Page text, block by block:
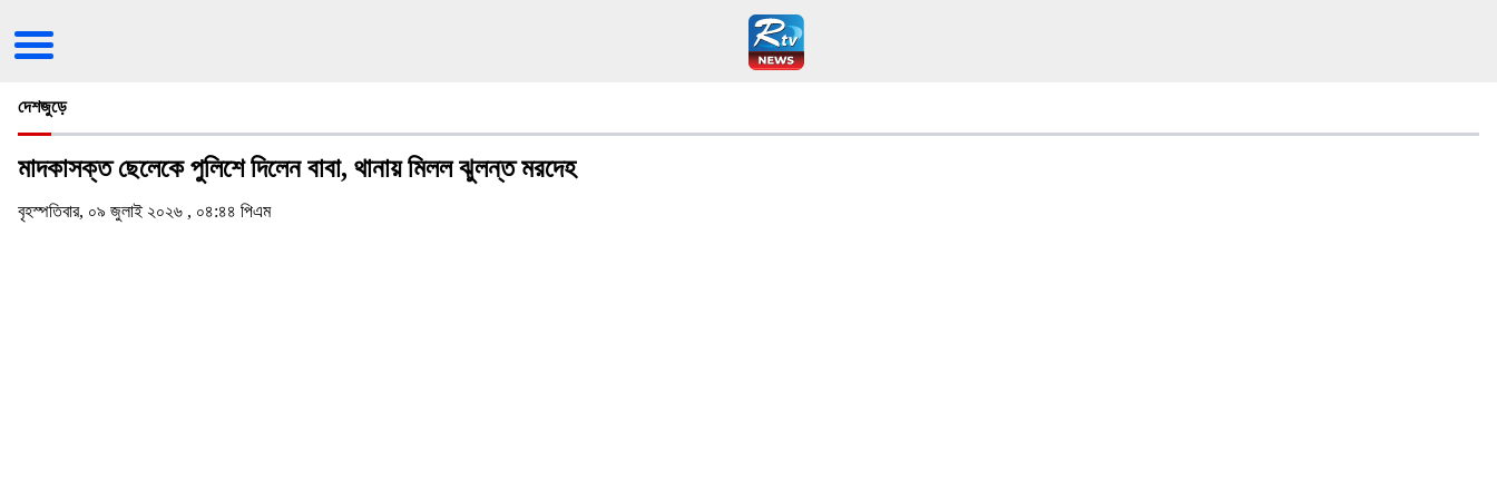
দেশজুড়ে
মাদকাসক্ত ছেলেকে পুলিশে দিলেন বাবা, থানায় মিলল ঝুলন্ত মরদেহ
বৃহস্পতিবার, ০৯ জুলাই ২০২৬ , ০৪:৪৪ পিএম